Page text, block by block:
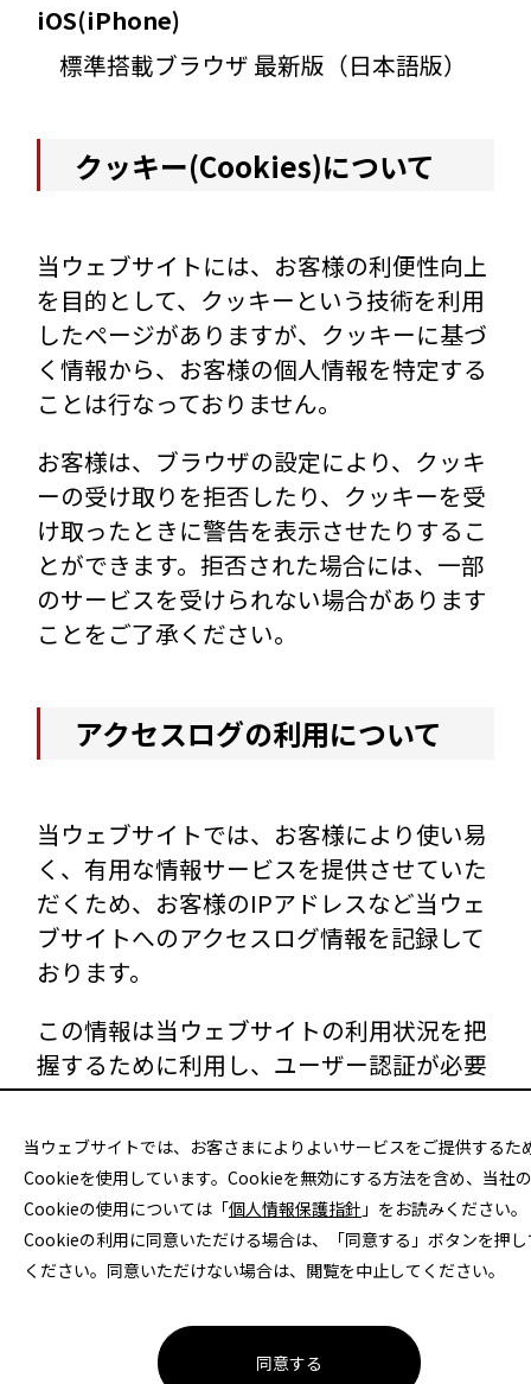
iOS(iPhone)
標準搭載ブラウザ 最新版（日本語版）
クッキー(Cookies)について
当ウェブサイトには、お客様の利便性向上
を目的として、クッキーという技術を利用
したページがありますが、クッキーに基づ
く情報から、お客様の個人情報を特定する
ことは行なっておりません。
お客様は、ブラウザの設定により、クッキ
ーの受け取りを拒否したり、クッキーを受
け取ったときに警告を表示させたりするこ
とができます。拒否された場合には、一部
のサービスを受けられない場合があります
ことをご了承ください。
アクセスログの利用について
当ウェブサイトでは、お客様により使い易
く、有用な情報サービスを提供させていた
だくため、お客様のIPアドレスなど当ウェ
ブサイトへのアクセスログ情報を記録して
おります。
この情報は当ウェブサイトの利用状況を把
握するために利用し、ユーザー認証が必要
なページ以外では、お客様の個人情報を特
定することは行なっておりません。
サイトのご利用について 個人情報保護方針
当ウェブサイトでは、お客さまによりよいサービスをご提供するた
Cookieを使用しています。Cookieを無効にする方法を含め、当社の
Cookieの使用については「個人情報保護指針 」をお読みください。
Cookieの利用に同意いただける場合は、「同意する」ボタンを押
ください。同意いただけない場合は、閲覧を中止してください。
同意する